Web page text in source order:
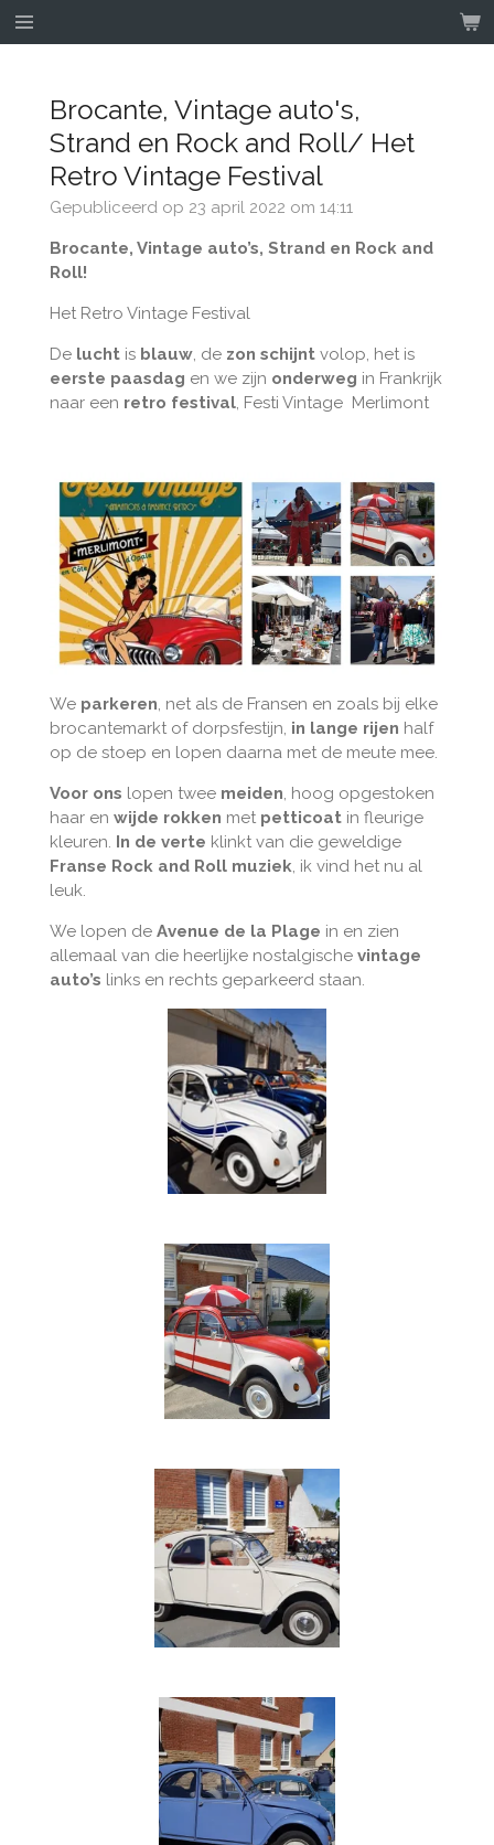
Ga
direct
hoofdinhoud
Brocante, Vintage auto's,
Strand en Rock and Roll/ Het
Retro Vintage Festival
Gepubliceerd op 23 april 2022 om 14:11
Brocante, Vintage auto’s, Strand en Rock and
Roll!
Het Retro Vintage Festival
De luchtis blauw, de zon schijntvolop, het is
eerste paasdag en we zijn onderweg in Frankrijk
naar een retro festival, Festi Vintage Merlimont
We parkeren, net als de Fransen en zoals bij elke
brocantemarkt of dorpsfestijn, in lange rijen half
op de stoep en lopen daarna met de meute mee.
Voor ons lopen twee meiden, hoog opgestoken
haar en wijde rokken met petticoatin fleurige
kleuren. In de verte klinkt van die geweldige
Franse Rock and Roll muziek, ik vind het nu al
leuk.
We lopen de Avenue de la Plage in en zien
allemaal van die heerlijke nostalgische vintage
auto’s links en rechts geparkeerd staan.